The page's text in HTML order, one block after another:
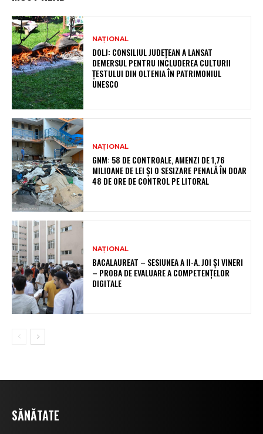
NAȚIONAL
DOLJ: CONSILIUL JUDEȚEAN A LANSAT
DEMERSUL PENTRU INCLUDEREA CULTURII
ȚESTULUI DIN OLTENIA ÎN PATRIMONIUL
UNESCO
NAȚIONAL
GNM: 58 DE CONTROALE, AMENZI DE 1,76
MILIOANE DE LEI ȘI O SESIZARE PENALĂ ÎN DOAR
48 DE ORE DE CONTROL PE LITORAL
NAȚIONAL
BACALAUREAT – SESIUNEA A II-A. JOI ȘI VINERI
– PROBA DE EVALUARE A COMPETENȚELOR
DIGITALE
SĂNĂTATE